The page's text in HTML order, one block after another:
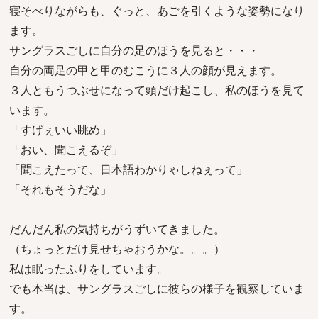
寝そべりながらも、ぐっと、あごを引くような姿勢になり
ます。
サングラスごしに自分の足のほうを見ると・・・
自分の両足の甲と甲のむこうに３人の顔が見えます。
３人ともうつぶせになって頭だけ起こし、私のほうを見て
います。
「すげぇいい眺め」
「おい、聞こえるぞ」
「聞こえたって、日本語わかりゃしねぇって」
「それもそうだな」
だんだん私の気持ちがうずいてきました。
（ちょっとだけ見せちゃおうかな。。。）
私は眠ったふりをしています。
でも本当は、サングラスごしに彼らの様子を観察していま
す。